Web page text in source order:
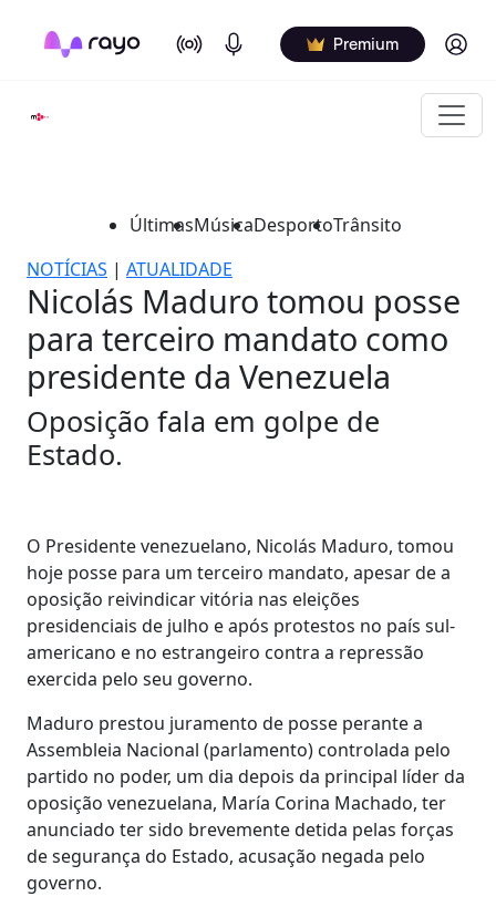
On Air Podcasts Premium Log in
ÚltimasMúsicaDesportoTrânsito
NOTÍCIAS | ATUALIDADE
Nicolás Maduro tomou posse
para terceiro mandato como
presidente da Venezuela
Oposição fala em golpe de
Estado.
O Presidente venezuelano, Nicolás Maduro, tomou
hoje posse para um terceiro mandato, apesar de a
oposição reivindicar vitória nas eleições
presidenciais de julho e após protestos no país sul-
americano e no estrangeiro contra a repressão
exercida pelo seu governo.
Maduro prestou juramento de posse perante a
Assembleia Nacional (parlamento) controlada pelo
partido no poder, um dia depois da principal líder da
oposição venezuelana, María Corina Machado, ter
anunciado ter sido brevemente detida pelas forças
de segurança do Estado, acusação negada pelo
governo.